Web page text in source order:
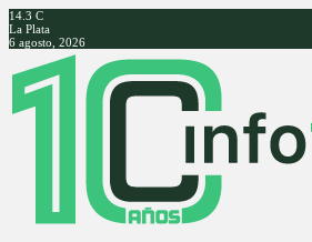
14.3 C
La Plata
6 agosto, 2026
Facebook
Twitter
Instagram
Youtube